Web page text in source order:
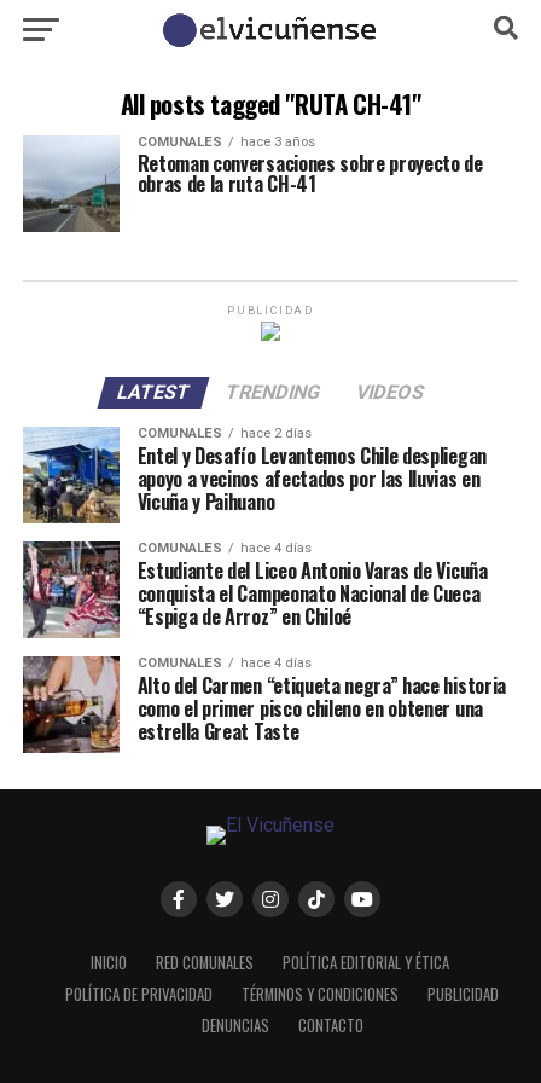
All posts tagged "RUTA CH-41"
COMUNALES hace 3 años
Retoman conversaciones sobre proyecto de
obras de la ruta CH-41
PUBLICIDAD
LATEST TRENDING VIDEOS
COMUNALES hace 2 días
Entel y Desafío Levantemos Chile despliegan
apoyo a vecinos afectados por las lluvias en
Vicuña y Paihuano
COMUNALES hace 4 días
Estudiante del Liceo Antonio Varas de Vicuña
conquista el Campeonato Nacional de Cueca
“Espiga de Arroz” en Chiloé
COMUNALES hace 4 días
Alto del Carmen “etiqueta negra” hace historia
como el primer pisco chileno en obtener una
estrella Great Taste
INICIO RED COMUNALES
POLÍTICA EDITORIAL Y ÉTICA
POLÍTICA DE PRIVACIDAD
TÉRMINOS Y CONDICIONES
PUBLICIDAD
DENUNCIAS
CONTACTO